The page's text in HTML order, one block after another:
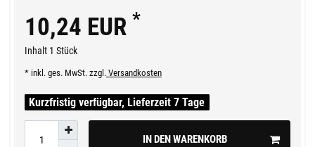
10,24 EUR *
Inhalt 1 Stück
* inkl. ges. MwSt. zzgl. Versandkosten
Kurzfristig verfügbar, Lieferzeit 7 Tage
IN DEN WARENKORB